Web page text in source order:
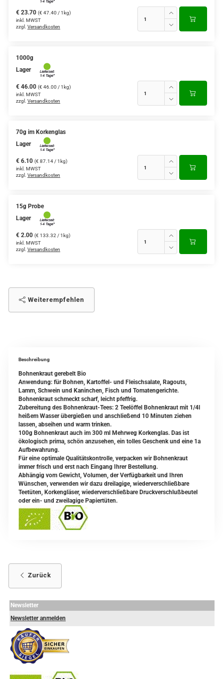
€ 23.70 (€ 47.40 / 1kg)
inkl. MWST
zzgl. Versandkosten
1000g
Lager
€ 46.00 (€ 46.00 / 1kg)
inkl. MWST
zzgl. Versandkosten
70g im Korkenglas
Lager
€ 6.10 (€ 87.14 / 1kg)
inkl. MWST
zzgl. Versandkosten
15g Probe
Lager
€ 2.00 (€ 133.32 / 1kg)
inkl. MWST
zzgl. Versandkosten
Weiterempfehlen
Beschreibung
Bohnenkraut gerebelt Bio
Anwendung: für Bohnen, Kartoffel- und Fleischsalate, Ragouts,
Lamm, Schwein und Kaninchen, Fisch und Tomatengerichte.
Bohnenkraut schmeckt scharf, leicht pfeffrig.
Zubereitung des Bohnenkraut-Tees: 2 Teelöffel Bohnenkraut mit 1/4l
heißem Wasser übergießen und anschließend 10 Minuten ziehen
lassen, abseihen und warm trinken.
100g Bohnenkraut auch im 300 ml Mehrweg Korkenglas. Das ist
ökologisch prima, schön anzusehen, ein tolles Geschenk und eine 1a
Aufbewahrung.
Für eine optimale Qualitätskontrolle, verpacken wir Bohnenkraut
immer frisch und erst nach Eingang Ihrer Bestellung.
Abhängig vom Gewicht, Volumen, der Verfügbarkeit und Ihren
Wünschen, verwenden wir dazu dreilagige, wiederverschließbare
Teetüten, Korkengläser, wiederverschließbare Druckverschlußbeutel
oder ein- und zweilagige Papiertüten.
Zurück
Newsletter
Newsletter anmelden